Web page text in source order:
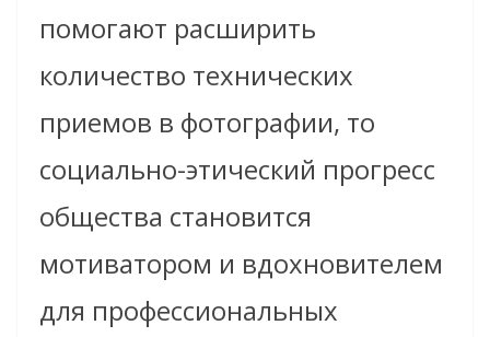
помогают расширить
количество технических
приемов в фотографии, то
социально-этический прогресс
общества становится
мотиватором и вдохновителем
для профессиональных